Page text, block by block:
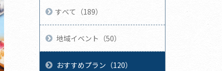
すべて（189）
地域イベント（50）
おすすめプラン（120）